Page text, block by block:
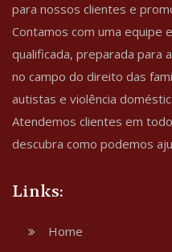
para nossos clientes e
Contamos com uma equipe
qualificada, preparada para
no campo do direito das
autistas e violência
Atendemos clientes em
descubra como podemos
Links:
Home